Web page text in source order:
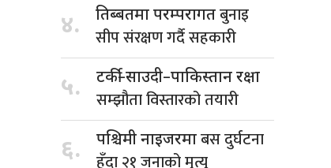
४. तिब्बतमा परम्परागतबुनाइ
सीप संरक्षण गर्दै सहकारी
५. टर्की–साउदी–पाकिस्तान रक्षा
सम्झौता विस्तारको तयारी
६. पश्चिमी नाइजरमाबस दुर्घटना
हुँदा २१ जनाको मृत्यु